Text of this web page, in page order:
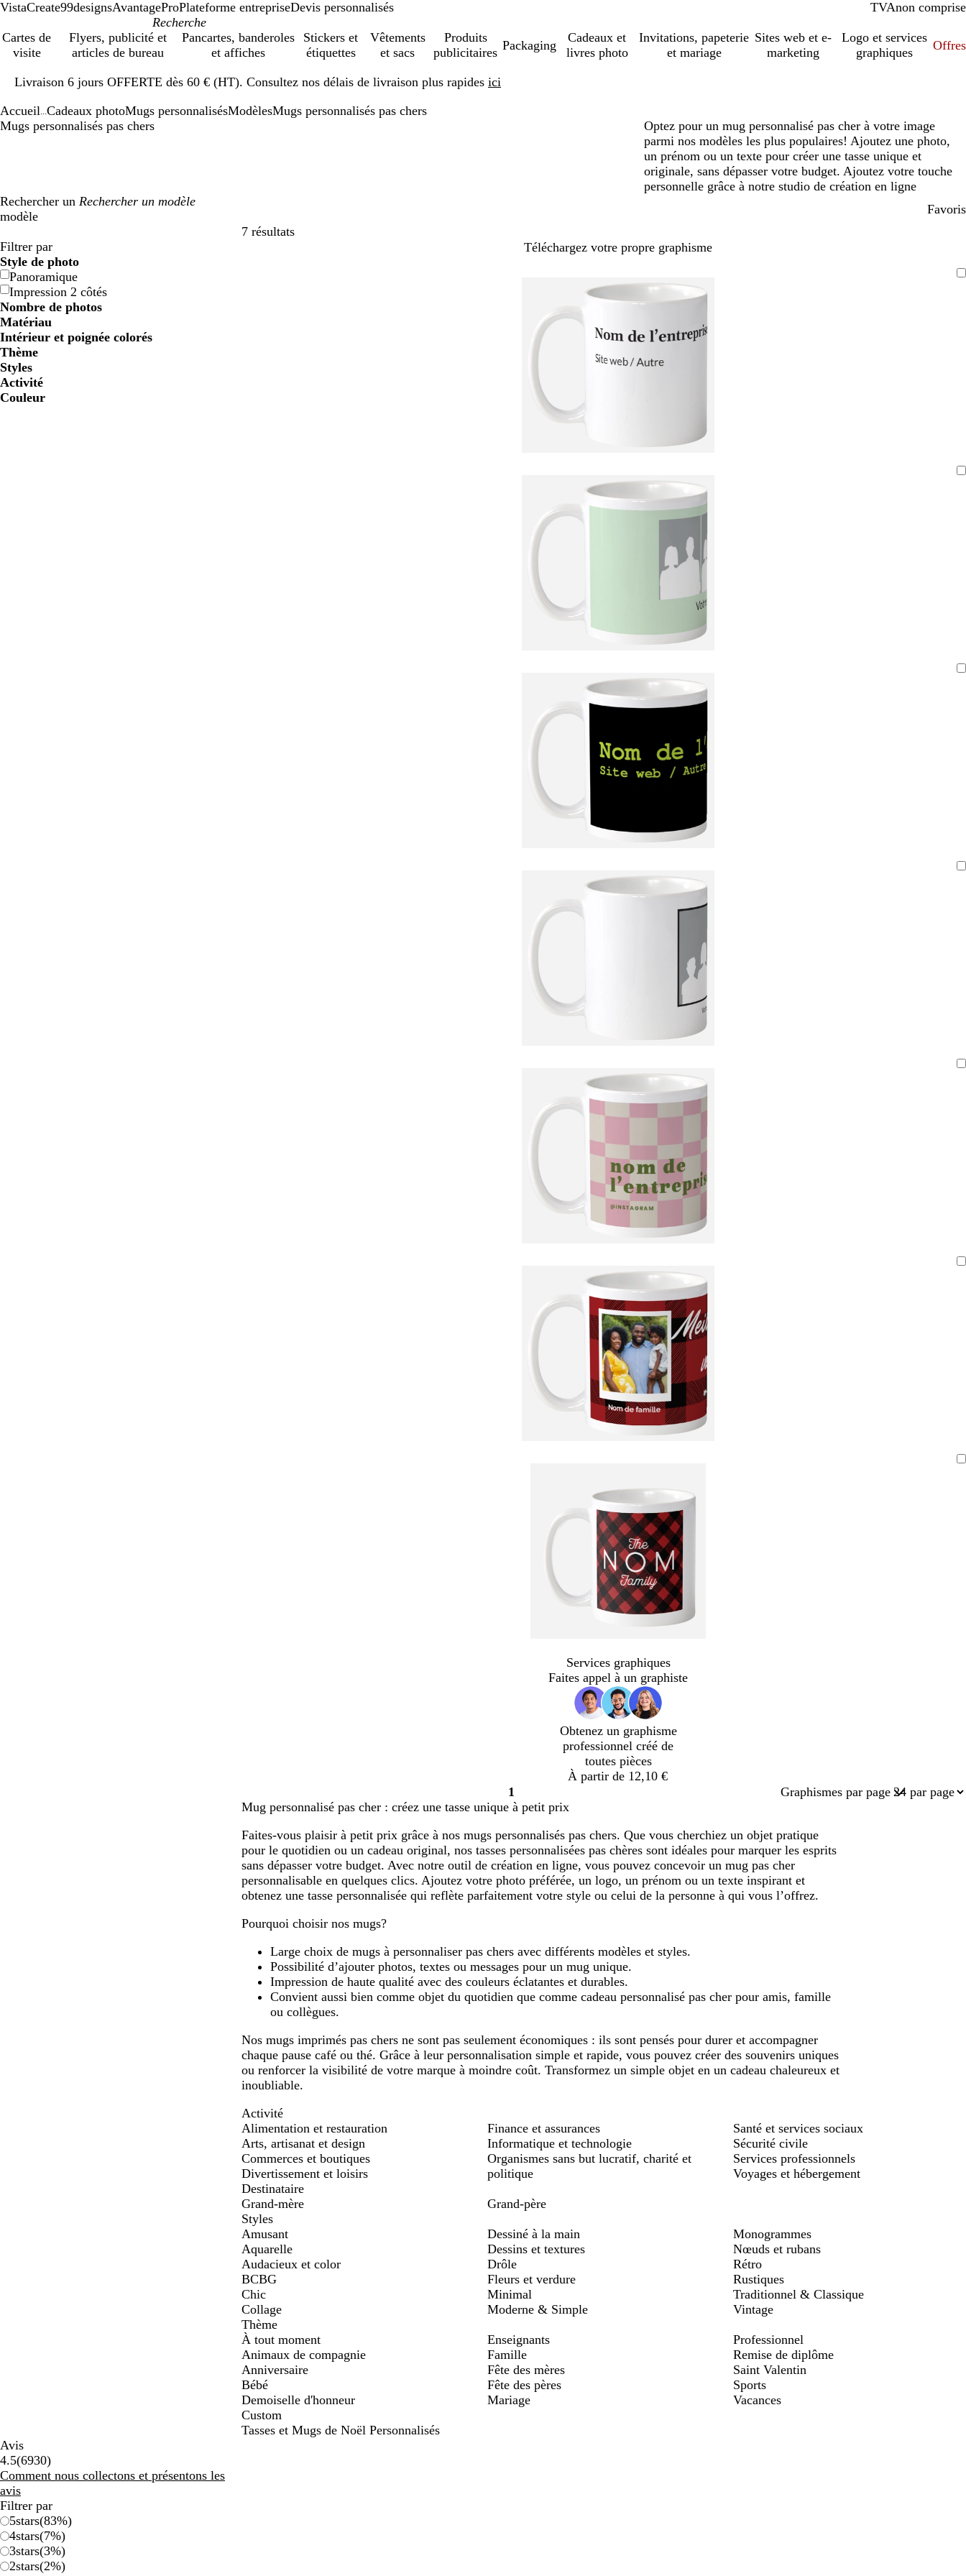
VistaCreate99designsAvantageProPlateforme entrepriseDevis personnalisés TVAcomprise
non comprise
Cartes de
visite
Flyers, publicité et
articles de bureau
Pancartes, banderoles
et affiches
Stickers et
étiquettes
Vêtements
et sacs
Produits
publicitaires
Packaging
Cadeaux et
livres photo
Invitations, papeterie
et mariage
Sites web et e-
marketing
Logo et services
graphiques
Offres
Livraison 6 jours OFFERTE dès 60 € (HT). Consultez nos délais de livraison plus rapides ici
1
Accueil Cadeaux photoMugs personnalisésModèlesMugs personnalisés pas chers
Mugs personnalisés pas chers
Optez pour un mug personnalisé pas cher à votre image
parmi nos modèles les plus populaires! Ajoutez une photo,
un prénom ou un texte pour créer une tasse unique et
originale, sans dépasser votre budget. Ajoutez votre touche
personnelle grâce à notre studio de création en ligne
Rechercher un
modèle
Favoris
7 résultats
Filtres
Filtrer par
Style de photo
Panoramique
Impression 2 côtés
Nombre de photos
Matériau
Intérieur et poignée colorés
Thème
Styles
Activité
Couleur
Téléchargez votre propre graphisme
Services graphiques
Faites appel à un graphiste
Obtenez un graphisme
professionnel créé de
toutes pièces
À partir de 12,10 €
Page
1
1
Graphismes par page
Mug personnalisé pas cher : créez une tasse unique à petit prix
Faites-vous plaisir à petit prix grâce à nos mugs personnalisés pas chers. Que vous cherchiez un objet pratique
pour le quotidien ou un cadeau original, nos tasses personnalisées pas chères sont idéales pour marquer les esprits
sans dépasser votre budget. Avec notre outil de création en ligne, vous pouvez concevoir un mug pas cher
personnalisable en quelques clics. Ajoutez votre photo préférée, un logo, un prénom ou un texte inspirant et
obtenez une tasse personnalisée qui reflète parfaitement votre style ou celui de la personne à qui vous l’offrez.
Pourquoi choisir nos mugs?
Large choix de mugs à personnaliser pas chers avec différents modèles et styles.
Possibilité d’ajouter photos, textes ou messages pour un mug unique.
Impression de haute qualité avec des couleurs éclatantes et durables.
Convient aussi bien comme objet du quotidien que comme cadeau personnalisé pas cher pour amis, famille
ou collègues.
Nos mugs imprimés pas chers ne sont pas seulement économiques : ils sont pensés pour durer et accompagner
chaque pause café ou thé. Grâce à leur personnalisation simple et rapide, vous pouvez créer des souvenirs uniques
ou renforcer la visibilité de votre marque à moindre coût. Transformez un simple objet en un cadeau chaleureux et
inoubliable.
Activité
Alimentation et restauration
Arts, artisanat et design
Commerces et boutiques
Divertissement et loisirs
Finance et assurances
Informatique et technologie
Organismes sans but lucratif, charité et
politique
Santé et services sociaux
Sécurité civile
Services professionnels
Voyages et hébergement
Destinataire
Grand-mère
Grand-père
Styles
Amusant
Aquarelle
Audacieux et color
BCBG
Chic
Collage
Dessiné à la main
Dessins et textures
Drôle
Fleurs et verdure
Minimal
Moderne & Simple
Monogrammes
Nœuds et rubans
Rétro
Rustiques
Traditionnel & Classique
Vintage
Thème
À tout moment
Animaux de compagnie
Anniversaire
Bébé
Demoiselle d'honneur
Enseignants
Famille
Fête des mères
Fête des pères
Mariage
Professionnel
Remise de diplôme
Saint Valentin
Sports
Vacances
Custom
Tasses et Mugs de Noël Personnalisés
Avis
4.5(69306930
avis
)
Comment nous collectons et présentons les
avis
Filtrer par
5stars(83%)
4stars(7%)
3stars(3%)
2stars(2%)